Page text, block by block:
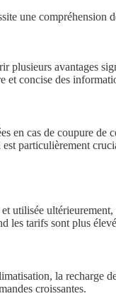
une compréhension
plusieurs avantages
et concise des
en cas de coupure de
particulièrement
utilisée
les tarifs sont plus
la recharge
croissantes.